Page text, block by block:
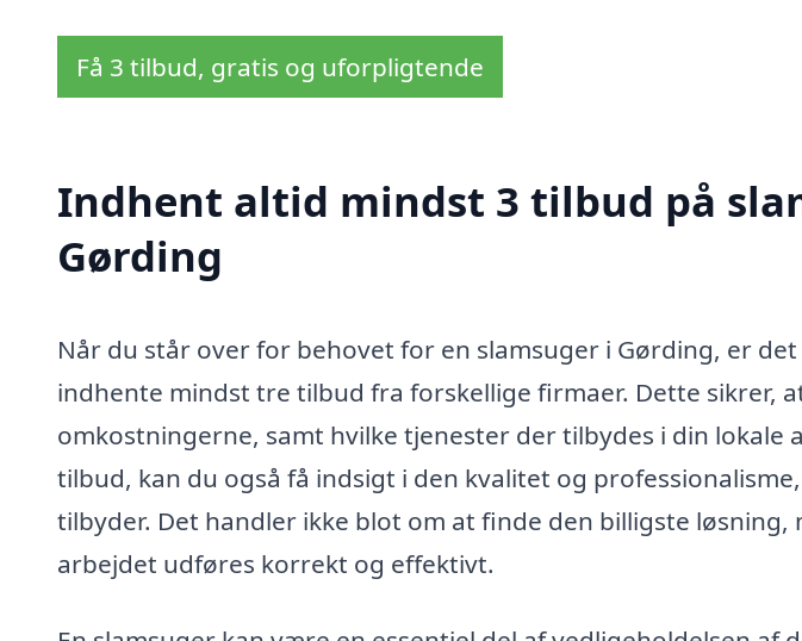
Få 3 tilbud, gratis og uforpligtende
Indhent altid mindst 3 tilbud på
Gørding
Når du står over for behovet for en slamsuger i Gørding, er
indhente mindst tre tilbud fra forskellige firmaer. Dette sikrer,
omkostningerne, samt hvilke tjenester der tilbydes i din lokale
tilbud, kan du også få indsigt i den kvalitet og
tilbyder. Det handler ikke blot om at finde den billigste løsning,
arbejdet udføres korrekt og effektivt.